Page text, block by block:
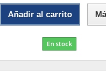
Añadir al carrito
En stock